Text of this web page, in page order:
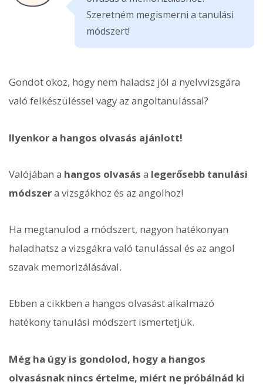
Szeretném megismerni a tanulási
módszert!
Gondot okoz, hogy nem haladsz jól a nyelvvizsgára
való felkészüléssel vagy az angoltanulással?
Ilyenkor a hangos olvasás ajánlott!
Valójában a hangos olvasás a legerősebb tanulási
módszera vizsgákhoz és az angolhoz!
Ha megtanulod a módszert, nagyon hatékonyan
haladhatsz a vizsgákra való tanulással és az angol
szavak memorizálásával.
Ebben a cikkben a hangos olvasást alkalmazó
hatékony tanulási módszert ismertetjük.
Még ha úgy is gondolod, hogy a hangos
olvasásnak nincs értelme, miért ne próbálnád ki